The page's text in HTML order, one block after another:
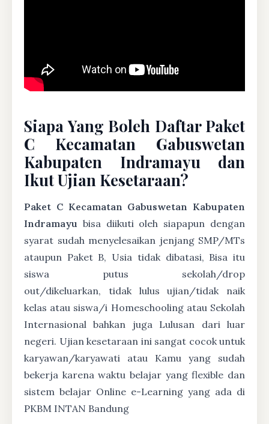
Siapa Yang Boleh Daftar Paket
C Kecamatan Gabuswetan
Kabupaten Indramayu dan
Ikut Ujian Kesetaraan?
Paket C Kecamatan Gabuswetan Kabupaten
Indramayu bisa diikuti oleh siapapun dengan
syarat sudah menyelesaikan jenjang SMP/MTs
ataupun Paket B, Usia tidak dibatasi, Bisa itu
siswa putus sekolah/drop
out/dikeluarkan, tidak lulus ujian/tidak naik
kelas atau siswa/i Homeschooling atau Sekolah
Internasional bahkan juga Lulusan dari luar
negeri. Ujian kesetaraan ini sangat cocok untuk
karyawan/karyawati atau Kamu yang sudah
bekerja karena waktu belajar yang flexible dan
sistem belajar Online e-Learning yang ada di
PKBM INTAN Bandung